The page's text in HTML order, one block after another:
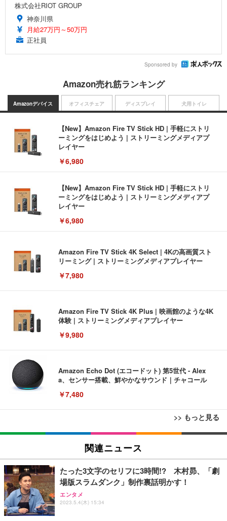
株式会社RIOT GROUP
神奈川県
月給27万円～50万円
正社員
Sponsored by
Amazon売れ筋ランキング
Amazonデバイス
【New】Amazon Fire TV Stick HD | 手軽にストリ
ーミングをはじめよう | ストリーミングメディアプ
レイヤー
￥6,980
【New】Amazon Fire TV Stick HD | 手軽にストリ
ーミングをはじめよう | ストリーミングメディアプ
レイヤー
￥6,980
Amazon Fire TV Stick 4K Select | 4Kの高画質スト
リーミング | ストリーミングメディアプレイヤー
￥7,980
Amazon Fire TV Stick 4K Plus | 映画館のような4K
体験 | ストリーミングメディアプレイヤー
￥9,980
Amazon Echo Dot (エコードット) 第5世代 - Alex
a、センサー搭載、鮮やかなサウンド｜チャコール
￥7,480
>> もっと見る
オフィスチェア
[EdoErgo] オフィスチェア 椅子 テレワーク 疲れな
い 跳ね上げ式アームレスト コンパクト 約105度ロッ
キング pc 事務椅子 360度回転 座面昇降 強化ナイロ
ン樹脂ベース 通気性メッシュ 在宅ワーク H-WY01
(黒網+黒枠+黒足)
￥5,699
SIHOO B100 オフィスチェア／デスクチェア メッシ
ディスプレイ
EIZO ビジネス向けプレミアムモニター | FlexScan
EV3240X-WT | 31.5型4K UHD・USB Type-C・ホワ
￥105,595
EIZO ビジネス向けプレミアムモニター | FlexScan
EV2740X-WT | 27.0型4K UHD・USB Type-C・ホワ
犬用トイレ
Amazonベーシック ペットシーツ 薄型 レギュラー 1
回使い捨て 無香料 ホワイト 300枚
￥3,373
Amazonベーシック ペットシーツ 厚型 ワイド 42枚
関連ニュース
たった3文字のセリフに3時間!? 木村昴、「劇
場版スラムダンク」制作裏話明かす！
エンタメ
2023.5.4(木) 15:34